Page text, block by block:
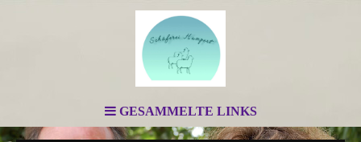
GESAMMELTE LINKS